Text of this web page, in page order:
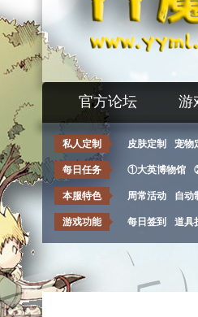
官方论坛 游
私人定制 皮肤定制 宠物
每日任务 ①大英博物馆
本服特色 周常活动 自动
游戏功能 每日签到 道具